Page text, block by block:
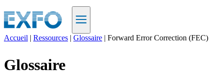
Produits
Accueil | Ressources | Glossaire | Forward Error Correction (FEC)
Glossaire